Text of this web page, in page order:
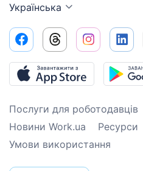
Українська
Послуги для роботодавців
Новини Work.ua
Ресурси
Умови використання